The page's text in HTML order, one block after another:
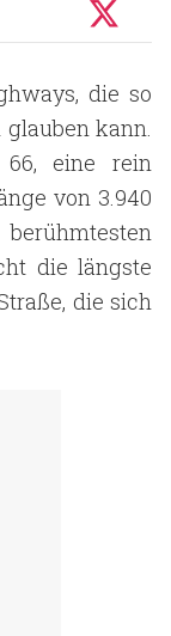
die so
kann.
eine rein
von 3.940
die längste
die sich